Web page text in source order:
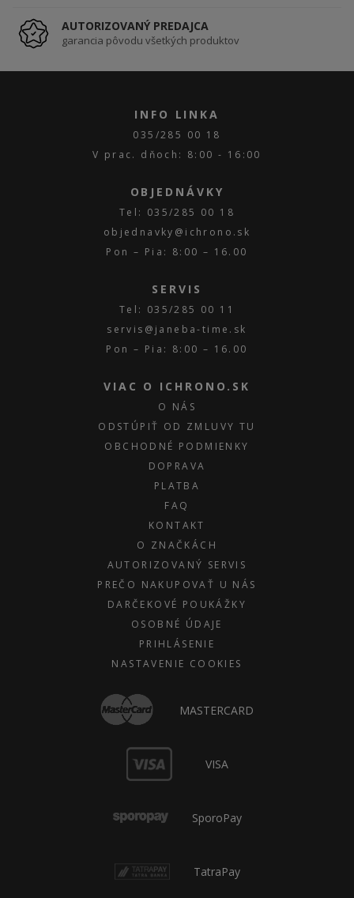
AUTORIZOVANÝ PREDAJCA
garancia pôvodu všetkých produktov
INFO LINKA
035/285 00 18
V prac. dňoch: 8:00 - 16:00
OBJEDNÁVKY
Tel: 035/285 00 18
objednavky@ichrono.sk
Pon – Pia: 8:00 – 16.00
SERVIS
Tel: 035/285 00 11
servis@janeba-time.sk
Pon – Pia: 8:00 – 16.00
VIAC O ICHRONO.SK
O NÁS
ODSTÚPIŤ OD ZMLUVY TU
OBCHODNÉ PODMIENKY
DOPRAVA
PLATBA
FAQ
KONTAKT
O ZNAČKÁCH
AUTORIZOVANÝ SERVIS
PREČO NAKUPOVAŤ U NÁS
DARČEKOVÉ POUKÁŽKY
OSOBNÉ ÚDAJE
PRIHLÁSENIE
NASTAVENIE COOKIES
MASTERCARD
VISA
SporoPay
TatraPay